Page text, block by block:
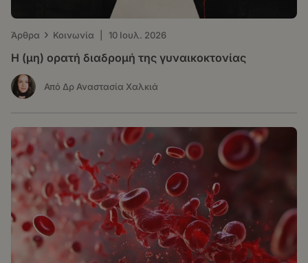
Άρθρα › Κοινωνία 10 Ιουλ. 2026
Η (μη) ορατή διαδρομή της γυναικοκτονίας
Από Δρ Αναστασία Χαλκιά